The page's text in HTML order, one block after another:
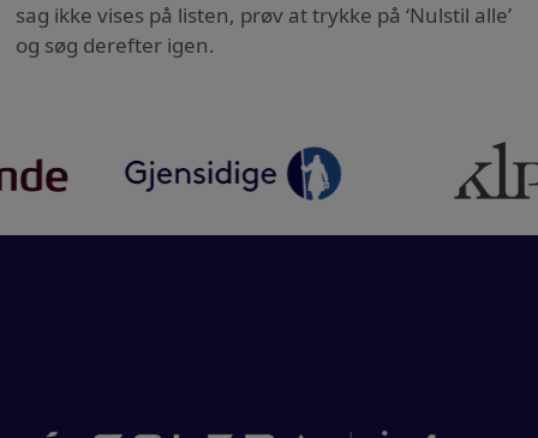
sag ikke vises på listen, prøv at trykke på ‘Nulstil alle’
og søg derefter igen.